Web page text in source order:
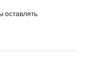
оставлять